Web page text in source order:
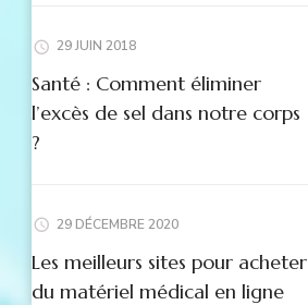
29 JUIN 2018
Santé : Comment éliminer
l’excès de sel dans notre corps
?
29 DÉCEMBRE 2020
Les meilleurs sites pour acheter
du matériel médical en ligne